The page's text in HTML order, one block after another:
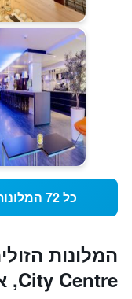
כל 72 המלונות ליד Eindhoven City Centre
City Centre, איינדהובן